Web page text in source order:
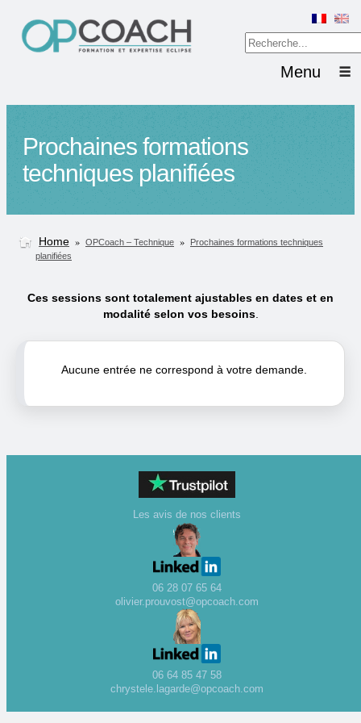
Menu
Prochaines formations
techniques planifiées
Home » OPCoach – Technique »
Prochaines formations techniques
planifiées
Ces sessions sont totalement ajustables en dates et en
modalité selon vos besoins.
Aucune entrée ne correspond à votre demande.
Les avis de nos clients
06 28 07 65 64
olivier.prouvost@opcoach.com
06 64 85 47 58
chrystele.lagarde@opcoach.com